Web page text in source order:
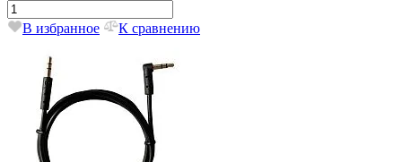
В избранное К сравнению